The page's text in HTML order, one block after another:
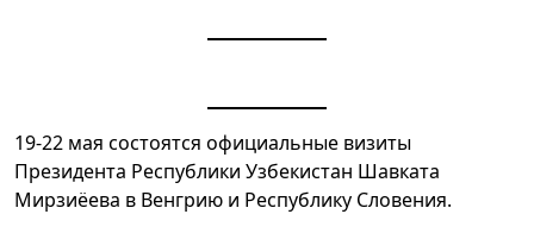
19-22 мая состоятся официальные визиты
Президента Республики Узбекистан Шавката
Мирзиёева в Венгрию и Республику Словения.